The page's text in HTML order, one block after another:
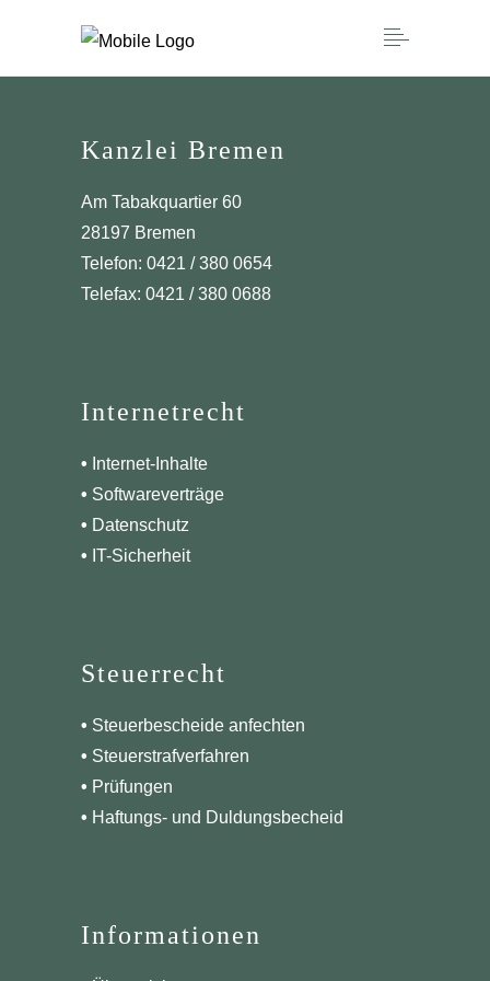
Kanzlei Bremen
Am Tabakquartier 60
28197 Bremen
Telefon: 0421 / 380 0654
Telefax: 0421 / 380 0688
Internetrecht
• Internet-Inhalte
• Softwareverträge
• Datenschutz
• IT-Sicherheit
Steuerrecht
• Steuerbescheide anfechten
• Steuerstrafverfahren
• Prüfungen
• Haftungs- und Duldungsbecheid
Informationen